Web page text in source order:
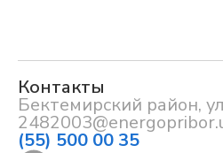
Контакты
Бектемирский район,
(55) 500 00 35